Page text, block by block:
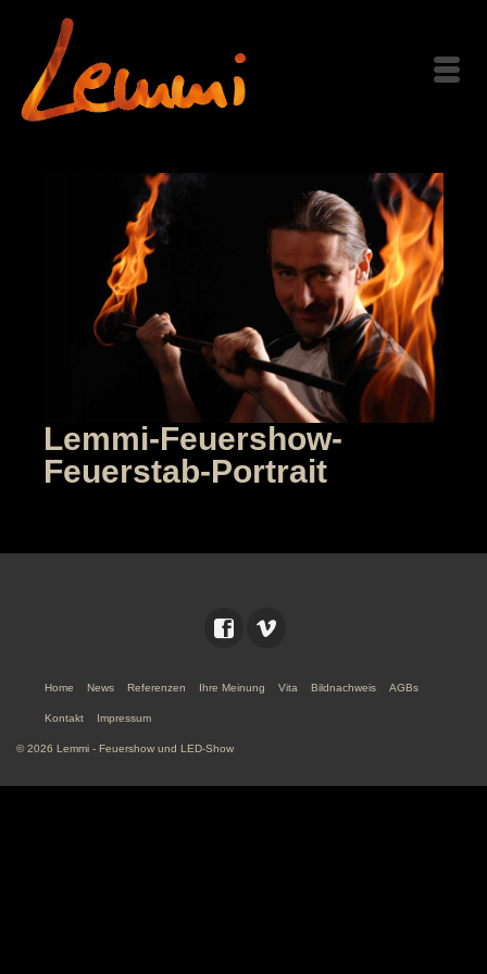
Lemmi-Feuershow-
Feuerstab-Portrait
Home News Referenzen Ihre Meinung Vita Bildnachweis AGBs
Kontakt Impressum
© 2026 Lemmi - Feuershow und LED-Show